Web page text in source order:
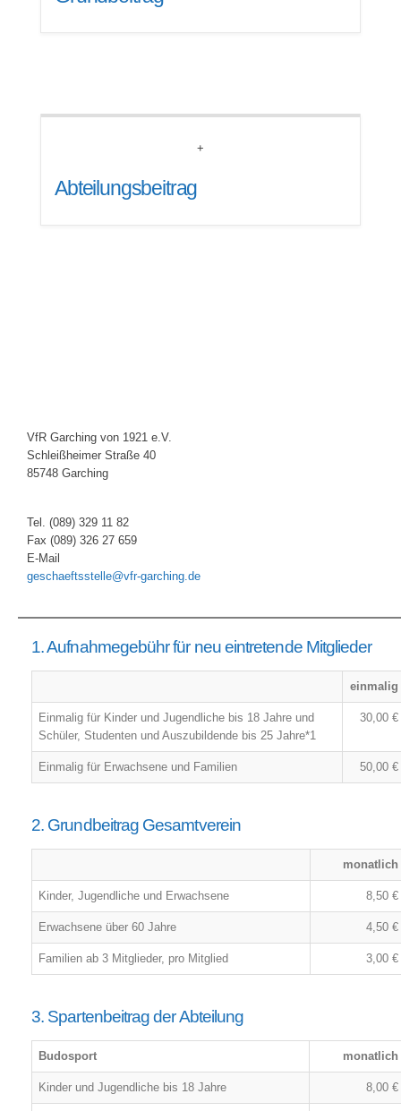
+
Abteilungsbeitrag
VfR Garching von 1921 e.V.
Schleißheimer Straße 40
85748 Garching
Tel. (089) 329 11 82
Fax (089) 326 27 659
E-Mail
geschaeftsstelle@vfr-garching.de
1. Aufnahmegebühr für neu eintretende Mitglieder
einmalig
Einmalig für Kinder und Jugendliche bis 18 Jahre und
Schüler, Studenten und Auszubildende bis 25 Jahre*1
30,00 €
Einmalig für Erwachsene und Familien 50,00 €
2. Grundbeitrag Gesamtverein
monatlich
Kinder, Jugendliche und Erwachsene 8,50 €
Erwachsene über 60 Jahre 4,50 €
Familien ab 3 Mitglieder, pro Mitglied 3,00 €
3. Spartenbeitrag der Abteilung
Budosport monatlich
Kinder und Jugendliche bis 18 Jahre 8,00 €